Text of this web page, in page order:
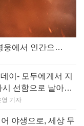
오디세이- IMAX로 부활한 고대 서사, 영웅에서 인간으로의 귀환 (오락성 9 | 작품성 9)
이- 모두에게서 지
선함으로 날아오
8)
영 기자
야생으로, 세상 무